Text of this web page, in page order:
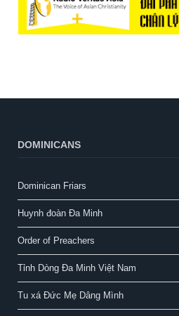
DOMINICANS
Dominican Friars
Huynh đoàn Đa Minh
Order of Preachers
Tỉnh Dòng Đa Minh Việt Nam
Tu xá Đức Mẹ Dâng Mình